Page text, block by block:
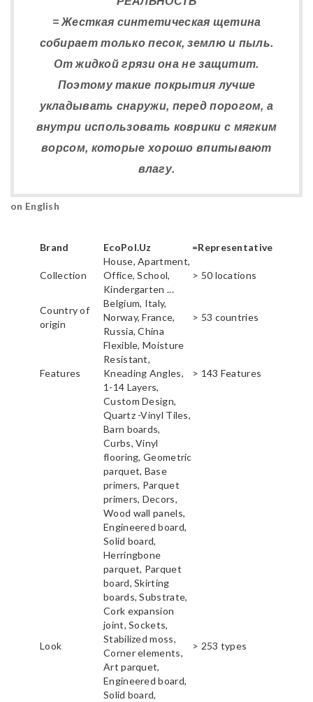
= Жесткая синтетическая щетина
собирает только песок, землю и пыль.
От жидкой грязи она не защитит.
Поэтому такие покрытия лучше
укладывать снаружи, перед порогом, а
внутри использовать коврики с мягким
ворсом, которые хорошо впитывают
влагу.
on English
Brand EcoPol.Uz =Representative
Collection
House, Apartment,
Office, School,
Kindergarten ...
> 50 locations
Country of
origin
Belgium, Italy,
Norway, France,
Russia, China
> 53 countries
Features
Flexible, Moisture
Resistant,
Kneading Angles,
1-14 Layers,
Custom Design,
> 143 Features
Look
Quartz -Vinyl Tiles,
Barn boards,
Curbs, Vinyl
flooring, Geometric
parquet, Base
primers, Parquet
primers, Decors,
Wood wall panels,
Engineered board,
Solid board,
Herringbone
parquet, Parquet
board, Skirting
boards, Substrate,
Cork expansion
joint, Sockets,
Stabilized moss,
Corner elements,
Art parquet,
Engineered board,
Solid board,
> 253 types